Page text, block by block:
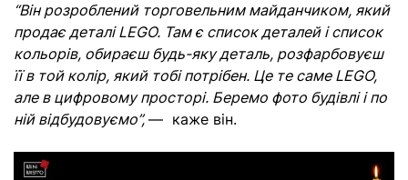
“Він розроблений торговельним майданчиком, який
продає деталі LEGO. Там є список деталей і список
кольорів, обираєш будь-яку деталь, розфарбовуєш
її в той колір, який тобі потрібен. Це те саме LEGO,
але в цифровому просторі. Беремо фото будівлі і по
ній відбудовуємо”, — каже він.